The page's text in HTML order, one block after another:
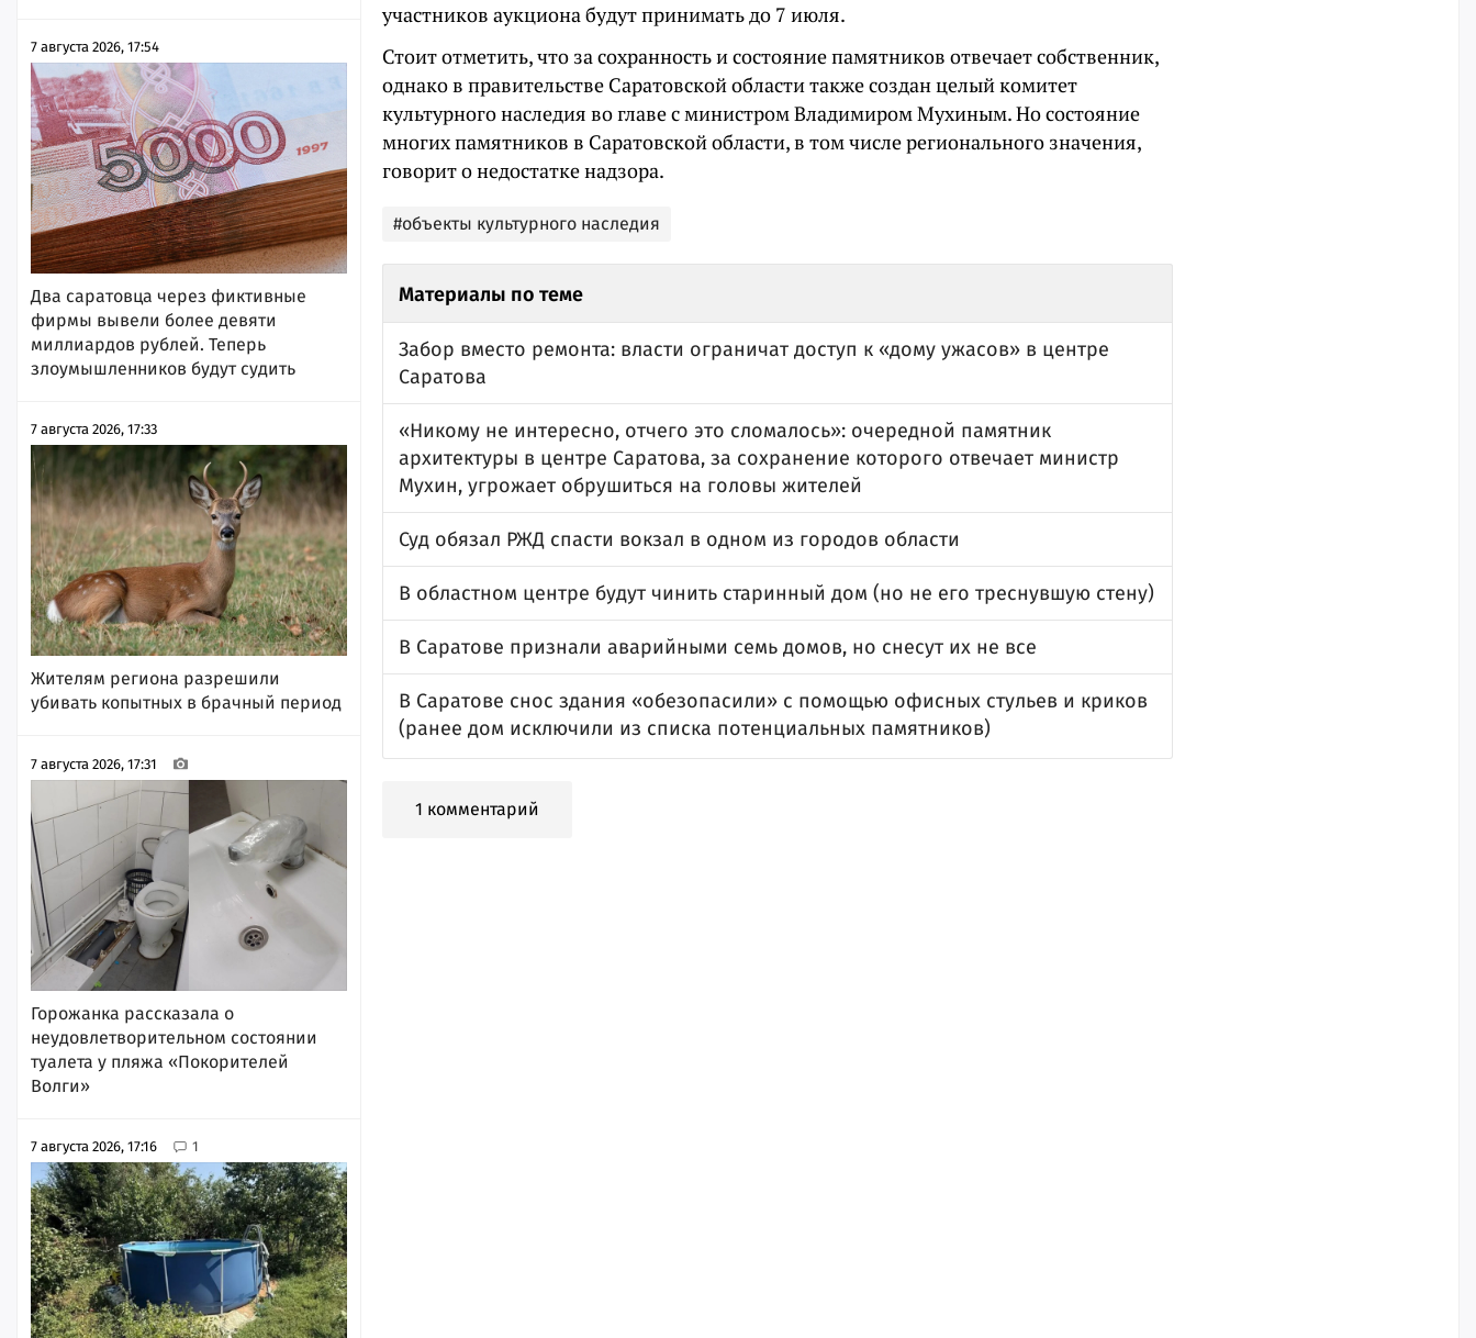
7 августа 2026, 17:54
Два саратовца через фиктивные
фирмы вывели более девяти
миллиардов рублей. Теперь
злоумышленников будут судить
7 августа 2026, 17:33
Жителям региона разрешили
убивать копытных в брачный период
7 августа 2026, 17:31
Горожанка рассказала о
неудовлетворительном состоянии
туалета у пляжа «Покорителей
Волги»
7 августа 2026, 17:16 1
участников аукциона будут принимать до 7 июля.
Стоит отметить, что за сохранность и состояние памятников отвечает собственник,
однако в правительстве Саратовской области также создан целый комитет
культурного наследия во главе с министром Владимиром Мухиным. Но состояние
многих памятников в Саратовской области, в том числе регионального значения,
говорит о недостатке надзора.
#объекты культурного наследия
Материалы по теме
Забор вместо ремонта: власти ограничат доступ к «дому ужасов» в центре
Саратова
«Никому не интересно, отчего это сломалось»: очередной памятник
архитектуры в центре Саратова, за сохранение которого отвечает министр
Мухин, угрожает обрушиться на головы жителей
Суд обязал РЖД спасти вокзал в одном из городов области
В областном центре будут чинить старинный дом (но не его треснувшую стену)
В Саратове признали аварийными семь домов, но снесут их не все
В Саратове снос здания «обезопасили» с помощью офисных стульев и криков
(ранее дом исключили из списка потенциальных памятников)
1 комментарий